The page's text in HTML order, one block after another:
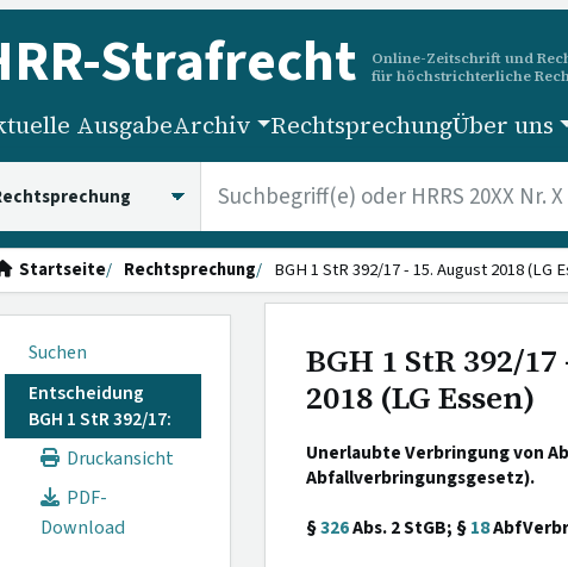
HRR-Strafrecht
Online-Zeitschrift und
für höchstrichterliche
AusgabeArchiv RechtsprechungÜber uns
Startseite Rechtsprechung BGH 1 StR 392/17 - 15. August 2018 (LG
Suchen
Entscheidung
BGH 1 StR 392/17:
Druckansicht
PDF-
Download
BGH 1 StR 392/
2018 (LG Essen)
Unerlaubte Verbringung von
Abfallverbringungsgesetz).
§326Abs. 2 StGB; §18